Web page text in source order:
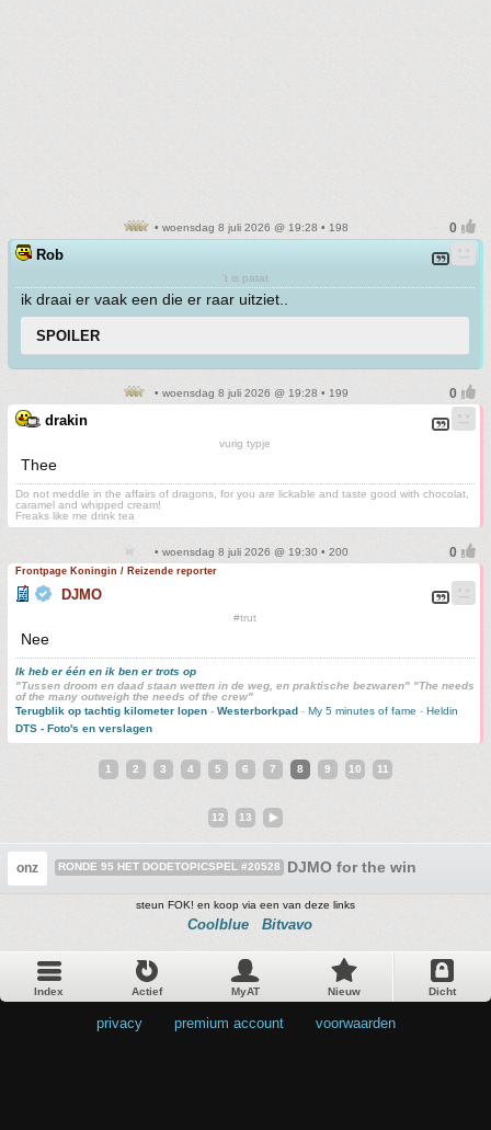
• woensdag 8 juli 2026 @ 19:28 • 198
Rob
't is patat
ik draai er vaak een die er raar uitziet..
SPOILER
• woensdag 8 juli 2026 @ 19:28 • 199
drakin
vurig typje
Thee
Do not meddle in the affairs of dragons, for you are lickable and taste good with chocolat,
caramel and whipped cream!
Freaks like me drink tea
• woensdag 8 juli 2026 @ 19:30 • 200
Frontpage Koningin / Reizende reporter
DJMO
#trut
Nee
Ik heb er één en ik ben er trots op
"Tussen droom en daad staan wetten in de weg, en praktische bezwaren" "The needs
of the many outweigh the needs of the crew"
Terugblik op tachtig kilometer lopen - Westerborkpad - My 5 minutes of fame - Heldin
DTS - Foto's en verslagen
1 2 3 4 5 6 7 8 9 10 11
12 13
onz RONDE 95 HET DODETOPICSPEL #20528 DJMO for the win
steun FOK! en koop via een van deze links
Coolblue Bitvavo
Index Actief MyAT Nieuw Dicht
privacy premium account voorwaarden